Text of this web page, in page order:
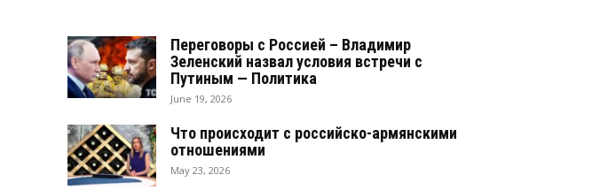
Переговоры с Россией – Владимир
Зеленский назвал условия встречи с
Путиным — Политика
June 19, 2026
Что происходит с российско-армянскими
отношениями
May 23, 2026